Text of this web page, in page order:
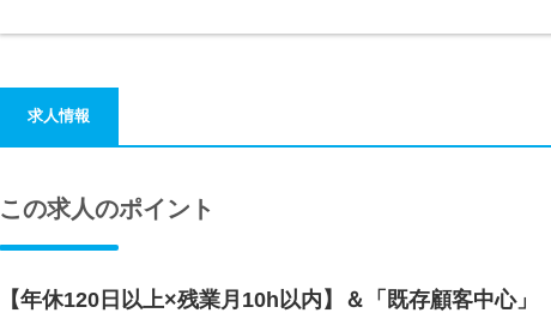
求人情報
この求人のポイント
【年休120日以上×残業月10h以内】＆「既存顧客中心」